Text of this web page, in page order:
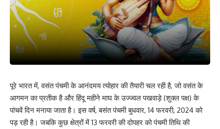
पूरे भारत में, वसंत पंचमी के आनंदमय त्योहार की तैयारी चल रही है, जो वसंत के
आगमन का प्रतीक है और हिंदू महीने माघ के उज्ज्वल पखवाड़े (शुक्ल पक्ष) के
पांचवें दिन मनाया जाता है। इस वर्ष, बसंत पंचमी बुधवार, 14 फरवरी, 2024 को
पड़ रही है। जबकि कुछ क्षेत्रों में 13 फरवरी की दोपहर को पंचमी तिथि की